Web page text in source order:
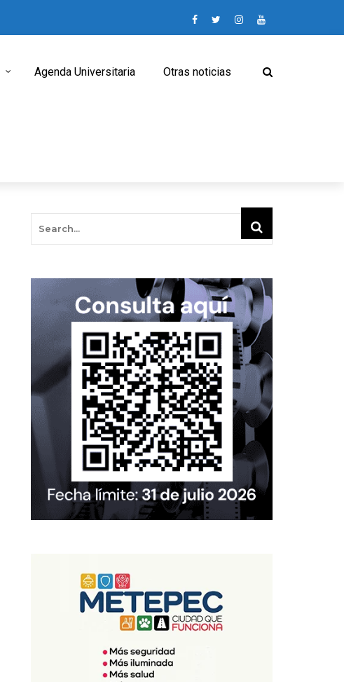
Agenda Universitaria Otras noticias